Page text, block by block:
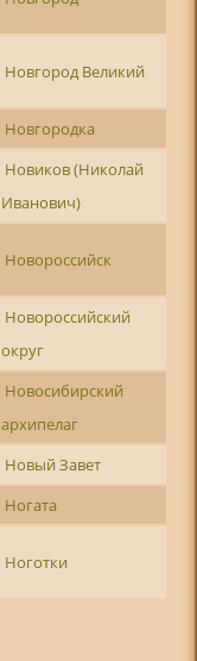
Новгород Великий
Новгородка
Новиков (Николай
Иванович)
Новороссийск
Новороссийский
округ
Новосибирский
архипелаг
Новый Завет
Ногата
Ноготки